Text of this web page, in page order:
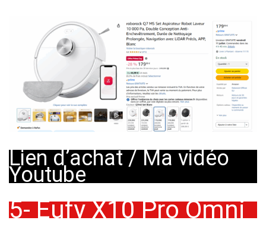
Lien d’achat/Ma vidéo
Youtube
5- Eufy X10 Pro Omni